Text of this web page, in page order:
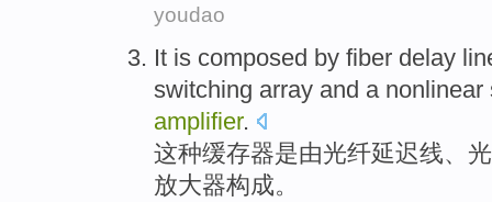
youdao
It is composed by fiber delay
switching array and a nonlinear
amplifier.
这种缓存器是由光纤延迟线、 光
放大器构成。